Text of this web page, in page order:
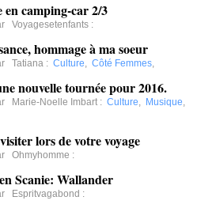
en camping-car 2/3
Voyagesetenfants :
hommage à ma soeur
Tatiana : Culture, Côté Femmes,
nouvelle tournée pour 2016.
Marie-Noelle Imbart : Culture, Musique,
lors de votre voyage
Ohmyhomme :
Scanie: Wallander
Espritvagabond :